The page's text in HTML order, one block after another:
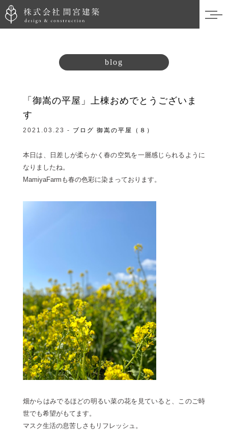
blog
「御嵩の平屋」上棟おめでとうございま
す
2021.03.23 - ブログ 御嵩の平屋（８）
本日は、日差しが柔らかく春の空気を一層感じられるように
なりましたね。
MamiyaFarmも春の色彩に染まっております。
畑からはみでるほどの明るい菜の花を見ていると、このご時
世でも希望がもてます。
マスク生活の息苦しさもリフレッシュ。